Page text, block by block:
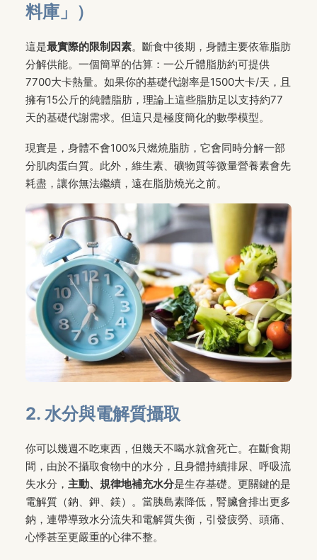
料庫」）
這是最實際的限制因素。斷食中後期，身體主要依靠脂肪
分解供能。一個簡單的估算：一公斤體脂肪約可提供
7700大卡熱量。如果你的基礎代謝率是1500大卡/天，且
擁有15公斤的純體脂肪，理論上這些脂肪足以支持約77
天的基礎代謝需求。但這只是極度簡化的數學模型。
現實是，身體不會100%只燃燒脂肪，它會同時分解一部
分肌肉蛋白質。此外，維生素、礦物質等微量營養素會先
耗盡，讓你無法繼續，遠在脂肪燒光之前。
2. 水分與電解質攝取
你可以幾週不吃東西，但幾天不喝水就會死亡。在斷食期
間，由於不攝取食物中的水分，且身體持續排尿、呼吸流
失水分， 主動、規律地補充水分是生存基礎。更關鍵的是
電解質（鈉、鉀、鎂）。當胰島素降低，腎臟會排出更多
鈉，連帶導致水分流失和電解質失衡，引發疲勞、頭痛、
心悸甚至更嚴重的心律不整。